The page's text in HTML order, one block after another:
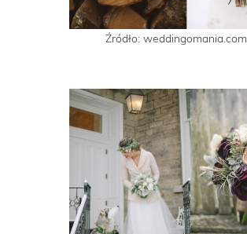
Źródło: weddingomania.com